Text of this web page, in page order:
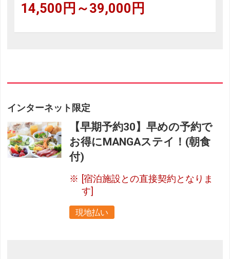
14,500円～39,000円
インターネット限定
【早期予約30】早めの予約で
お得にMANGAステイ！(朝食
付)
[宿泊施設との直接契約となりま
す]
現地払い